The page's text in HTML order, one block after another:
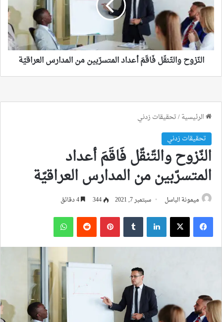
المتسرّبين
من
المدارس
العراقيّة
النّزوح والتّنقّل فَاقَمَ أعداد المتسرّبين من المدارس العراقيّة